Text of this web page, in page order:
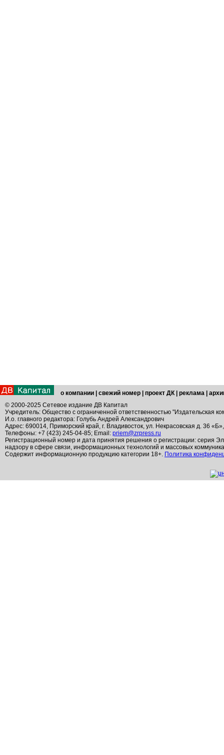
о компании свежий номер проект ДК реклама
© 2000-2025 Сетевое издание ДВ Капитал
Учредитель: Общество с ограниченной ответственностью "Издательская
И.о. главного редактора: Голубь Андрей Александрович
Адрес: 690014, Приморский край, г. Владивосток, ул. Некрасовская д. 36
Телефоны: +7 (423) 245-04-85; Email: priem@zrpress.ru
Регистрационный номер и дата принятия решения о регистрации: серия
надзору в сфере связи, информационных технологий и массовых
Содержит информационную продукцию категории 18+. Политика